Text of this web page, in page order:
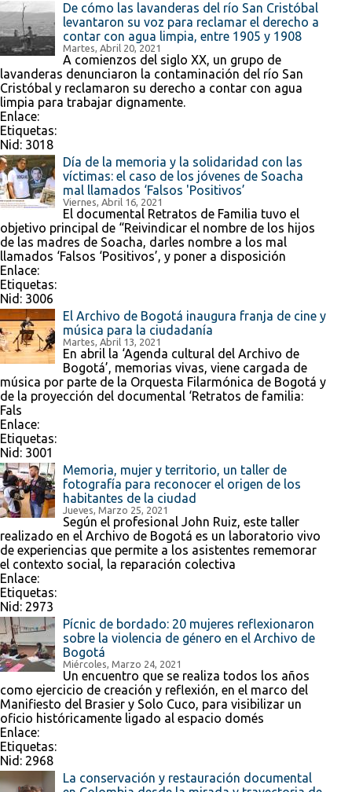
De cómo las lavanderas del río San Cristóbal
levantaron su voz para reclamar el derecho a
contar con agua limpia, entre 1905 y 1908
Martes, Abril 20, 2021
A comienzos del siglo XX, un grupo de
lavanderas denunciaron la contaminación del río San
Cristóbal y reclamaron su derecho a contar con agua
limpia para trabajar dignamente.
Enlace:
Etiquetas:
Nid: 3018
Día de la memoria y la solidaridad con las
víctimas: el caso de los jóvenes de Soacha
mal llamados ‘Falsos 'Positivos’
Viernes, Abril 16, 2021
El documental Retratos de Familia tuvo el
objetivo principal de “Reivindicar el nombre de los hijos
de las madres de Soacha, darles nombre a los mal
llamados ‘Falsos ‘Positivos’, y poner a disposición
Enlace:
Etiquetas:
Nid: 3006
El Archivo de Bogotá inaugura franja de cine y
música para la ciudadanía
Martes, Abril 13, 2021
En abril la ‘Agenda cultural del Archivo de
Bogotá’, memorias vivas, viene cargada de
música por parte de la Orquesta Filarmónica de Bogotá y
de la proyección del documental ‘Retratos de familia:
Fals
Enlace:
Etiquetas:
Nid: 3001
Memoria, mujer y territorio, un taller de
fotografía para reconocer el origen de los
habitantes de la ciudad
Jueves, Marzo 25, 2021
Según el profesional John Ruiz, este taller
realizado en el Archivo de Bogotá es un laboratorio vivo
de experiencias que permite a los asistentes rememorar
el contexto social, la reparación colectiva
Enlace:
Etiquetas:
Nid: 2973
Pícnic de bordado: 20 mujeres reflexionaron
sobre la violencia de género en el Archivo de
Bogotá
Miércoles, Marzo 24, 2021
Un encuentro que se realiza todos los años
como ejercicio de creación y reflexión, en el marco del
Manifiesto del Brasier y Solo Cuco, para visibilizar un
oficio históricamente ligado al espacio domés
Enlace:
Etiquetas:
Nid: 2968
La conservación y restauración documental